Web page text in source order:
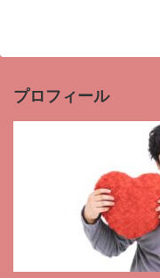
プロフィール